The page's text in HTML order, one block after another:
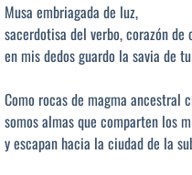
Musa embriagada de luz,
sacerdotisa del verbo, corazón de
en mis dedos guardo la savia de
Como rocas de magma ancestral
somos almas que comparten los
y escapan hacia la ciudad de la